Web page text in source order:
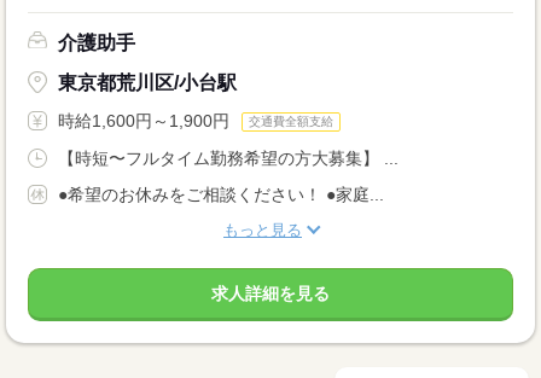
介護助手
東京都荒川区/小台駅
時給1,600円～1,900円 交通費全額支給
【時短〜フルタイム勤務希望の方大募集】 ...
●希望のお休みをご相談ください！ ●家庭...
もっと見る
求人詳細を見る